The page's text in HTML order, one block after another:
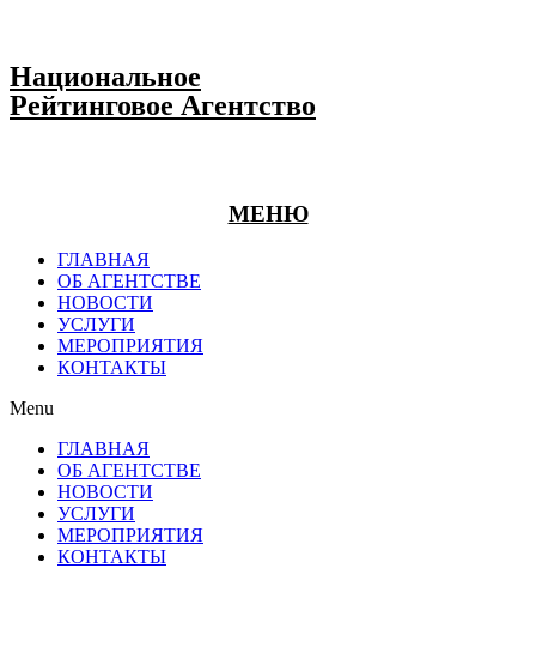
Национальное
Рейтинговое Агентство
МЕНЮ
ГЛАВНАЯ
ОБ АГЕНТСТВЕ
НОВОСТИ
УСЛУГИ
МЕРОПРИЯТИЯ
КОНТАКТЫ
Menu
ГЛАВНАЯ
ОБ АГЕНТСТВЕ
НОВОСТИ
УСЛУГИ
МЕРОПРИЯТИЯ
КОНТАКТЫ